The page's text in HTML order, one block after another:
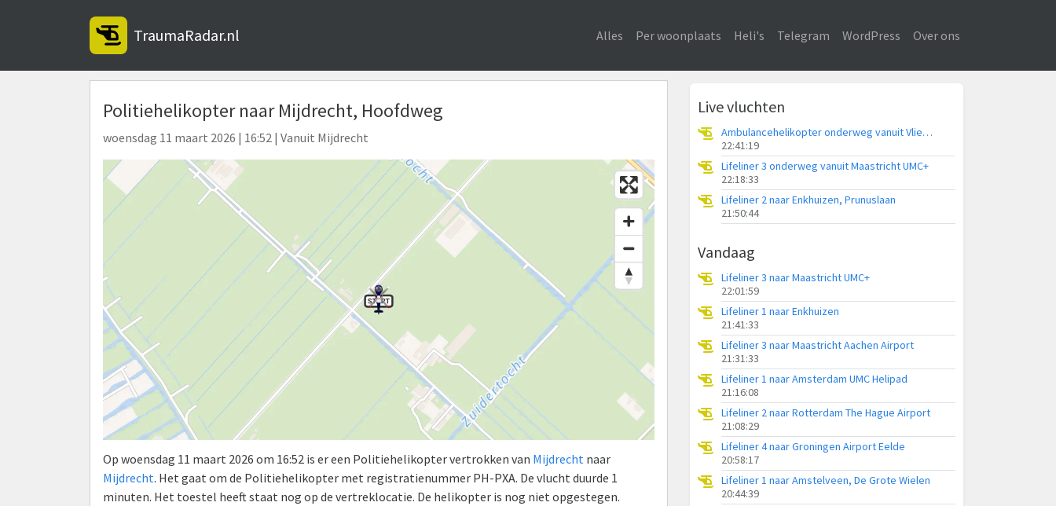
TraumaRadar.nl Alles Per woonplaats Heli's Telegram WordPress Over ons
Politiehelikopter naar Mijdrecht, Hoofdweg
woensdag 11 maart 2026 | 16:52 | Vanuit Mijdrecht
Op woensdag 11 maart 2026 om 16:52 is er een Politiehelikopter vertrokken van Mijdrecht naar
Mijdrecht. Het gaat om de Politiehelikopter met registratienummer PH-PXA. De vlucht duurde 1
minuten. Het toestel heeft staat nog op de vertreklocatie. De helikopter is nog niet opgestegen.
Live vluchten
Ambulancehelikopter onderweg vanuit Vliegbasis Leeuwarden
22:41:19
Lifeliner 3 onderweg vanuit Maastricht UMC+
22:18:33
Lifeliner 2 naar Enkhuizen, Prunuslaan
21:50:44
Vandaag
Lifeliner 3 naar Maastricht UMC+
22:01:59
Lifeliner 1 naar Enkhuizen
21:41:33
Lifeliner 3 naar Maastricht Aachen Airport
21:31:33
Lifeliner 1 naar Amsterdam UMC Helipad
21:16:08
Lifeliner 2 naar Rotterdam The Hague Airport
21:08:29
Lifeliner 4 naar Groningen Airport Eelde
20:58:17
Lifeliner 1 naar Amstelveen, De Grote Wielen
20:44:39